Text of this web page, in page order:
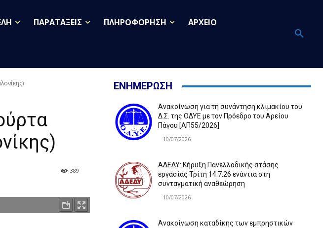
ΠΑΡΑΤΑΞΕΙΣ ΠΛΗΡΟΦΟΡΗΣΗ ΑΡΧΕΙΟ
389
ΕΝΗΜΕΡΩΣΗ
Ανακοίνωση για τη συνάντηση κλιμακίου του
Δ.Σ. της ΟΔΥΕ με τον Πρόεδρο του Αρείου
Πάγου [ΑΠ55/2026]
10/07/2026
ΑΔΕΔΥ: Κήρυξη Πανελλαδικής στάσης
εργασίας Τρίτη 14.7.26 ενάντια στη
συνταγματική αναθεώρηση
10/07/2026
Ανακοίνωση καταδίκης των εμπρηστικών